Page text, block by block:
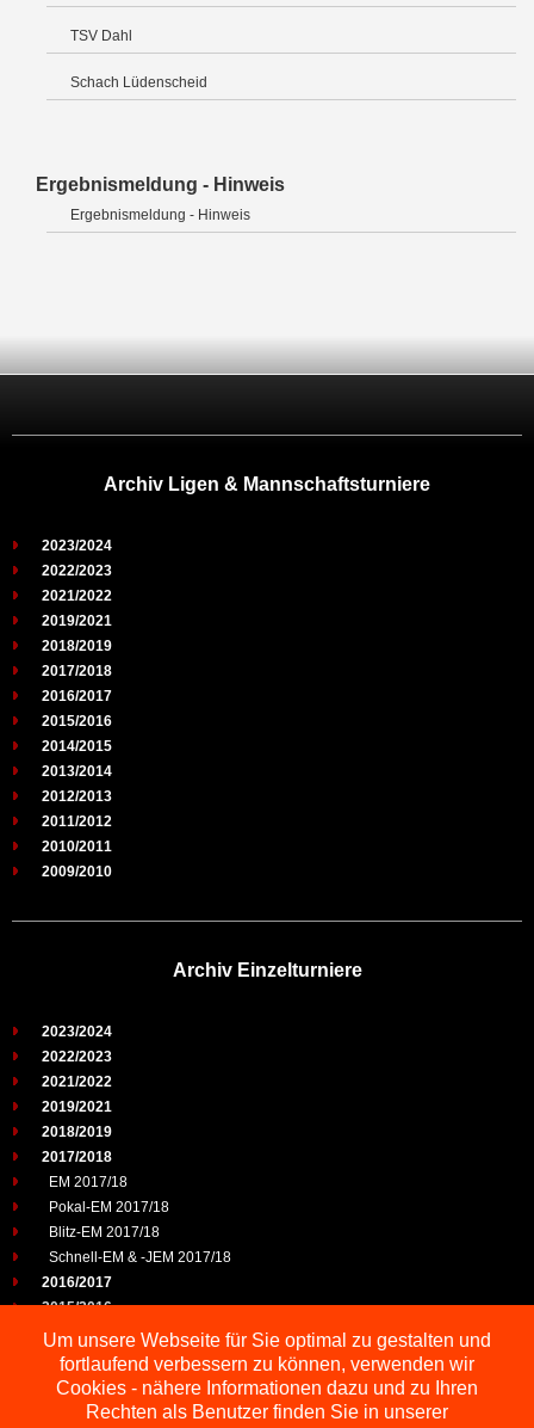
TSV Dahl
Schach Lüdenscheid
Ergebnismeldung - Hinweis
Ergebnismeldung - Hinweis
Archiv Ligen & Mannschaftsturniere
2023/2024
2022/2023
2021/2022
2019/2021
2018/2019
2017/2018
2016/2017
2015/2016
2014/2015
2013/2014
2012/2013
2011/2012
2010/2011
2009/2010
Archiv Einzelturniere
2023/2024
2022/2023
2021/2022
2019/2021
2018/2019
2017/2018
EM 2017/18
Pokal-EM 2017/18
Blitz-EM 2017/18
Schnell-EM & -JEM 2017/18
2016/2017
2015/2016
2014/2015
2013/2014
2012/2013
2011/2012
Um unsere Webseite für Sie optimal zu gestalten und
fortlaufend verbessern zu können, verwenden wir
Cookies - nähere Informationen dazu und zu Ihren
Rechten als Benutzer finden Sie in unserer